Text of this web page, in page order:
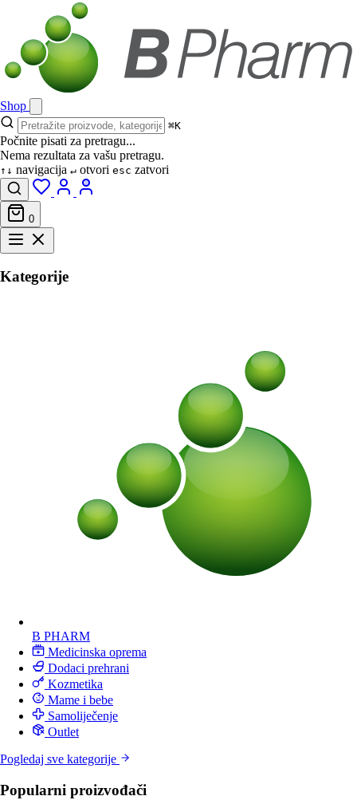
Shop
⌘K
Počnite pisati za pretragu...
Nema rezultata za vašu pretragu.
↑↓ navigacija ↵ otvori esc zatvori
0
Kategorije
B PHARM
Medicinska oprema
Dodaci prehrani
Kozmetika
Mame i bebe
Samoliječenje
Outlet
Pogledaj sve kategorije
Popularni proizvođači